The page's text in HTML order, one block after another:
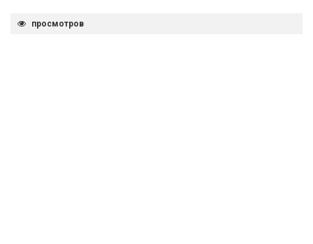
просмотров